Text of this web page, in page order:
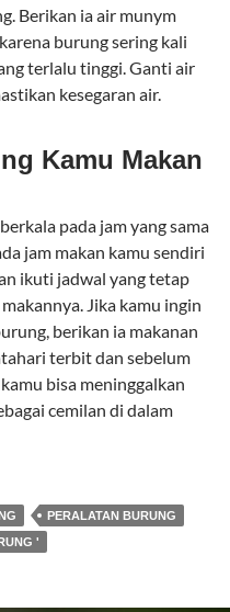
Berikan ia air munym
burung sering kali
terlalu tinggi. Ganti air
kesegaran air.
Kamu Makan
pada jam yang sama
jam makan kamu sendiri
ikuti jadwal yang tetap
Jika kamu ingin
berikan ia makanan
terbit dan sebelum
bisa meninggalkan
cemilan di dalam
PERALATAN BURUNG
'